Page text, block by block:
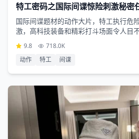
特工密码之国际间谍惊险刺激秘密
国际间谍题材的动作大片，特工执行危
激，高科技装备和精彩打斗场面令人目
9.8 718.0K
动作
特工 间谍